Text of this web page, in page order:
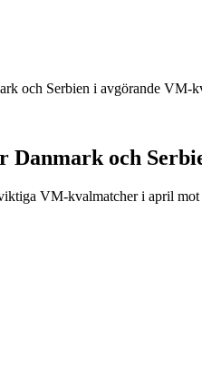
och Serbien i avgörande VM-
Danmark och
VM-kvalmatcher i april